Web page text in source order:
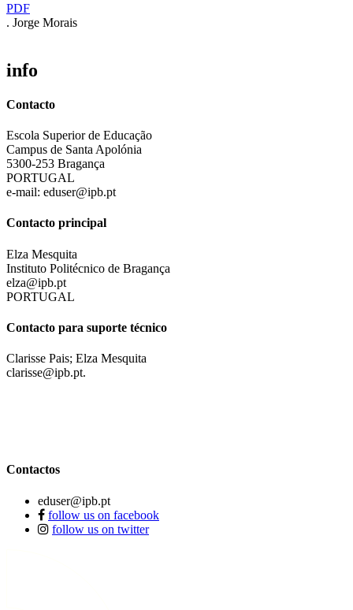
PDF
. Jorge Morais
info
Contacto
Escola Superior de Educação
Campus de Santa Apolónia
5300-253 Bragança
PORTUGAL
e-mail: eduser@ipb.pt
Contacto principal
Elza Mesquita
Instituto Politécnico de Bragança
elza@ipb.pt
PORTUGAL
Contacto para suporte técnico
Clarisse Pais; Elza Mesquita
clarisse@ipb.pt.
Contactos
eduser@ipb.pt
follow us on facebook
follow us on twitter